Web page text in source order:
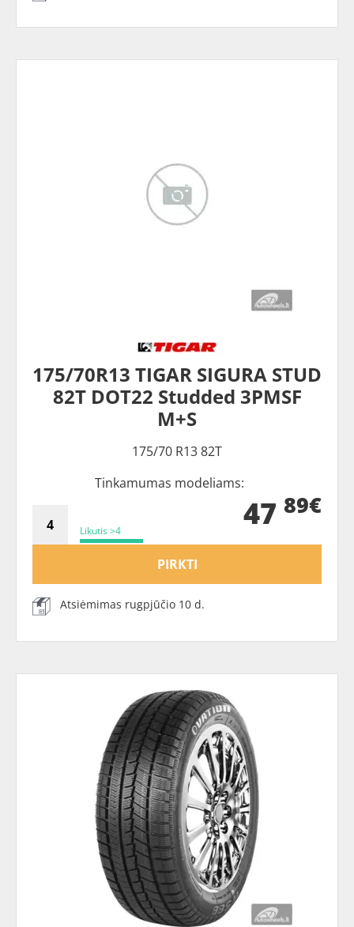
175/70R13 TIGAR SIGURA STUD
82T DOT22 Studded 3PMSF
M+S
175/70 R13 82T
Tinkamumas modeliams:
Likutis >4 47 89€
PIRKTI
Atsiėmimas rugpjūčio 10 d.